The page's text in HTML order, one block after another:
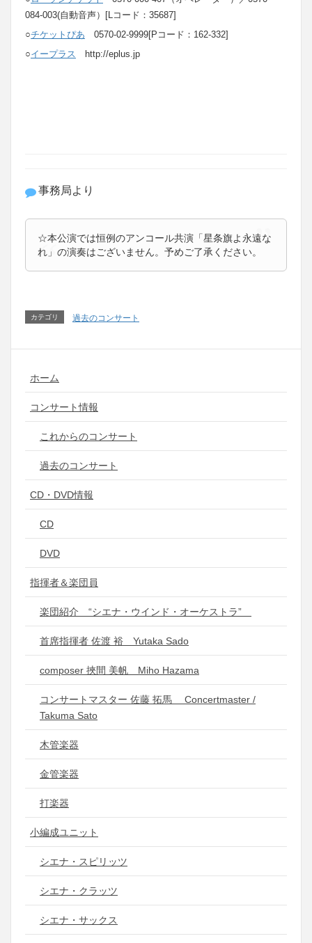
084-003(自動音声）[Lコード：35687]
○チケットぴあ 0570-02-9999[Pコード：162-332]
○イープラス http://eplus.jp
事務局より
☆本公演では恒例のアンコール共演「星条旗よ永遠な
れ」の演奏はございません。予めご了承ください。
カテゴリ 過去のコンサート
ホーム
コンサート情報
これからのコンサート
過去のコンサート
CD・DVD情報
CD
DVD
指揮者＆楽団員
楽団紹介 “シエナ・ウインド・オーケストラ”
首席指揮者 佐渡 裕 Yutaka Sado
composer 挾間 美帆 Miho Hazama
コンサートマスター 佐藤 拓馬 Concertmaster /
Takuma Sato
木管楽器
金管楽器
打楽器
小編成ユニット
シエナ・スピリッツ
シエナ・クラッツ
シエナ・サックス